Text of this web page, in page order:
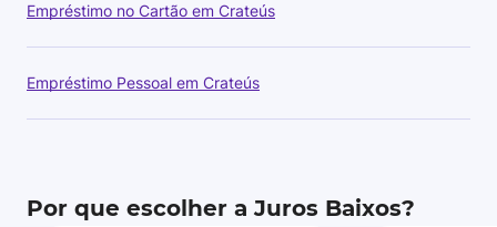
Empréstimo no Cartão em Crateús
Empréstimo Pessoal em Crateús
Por que escolher a Juros Baixos?